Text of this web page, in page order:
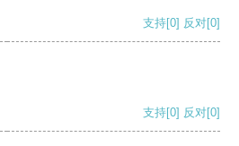
支持[0] 反对[0]
支持[0] 反对[0]